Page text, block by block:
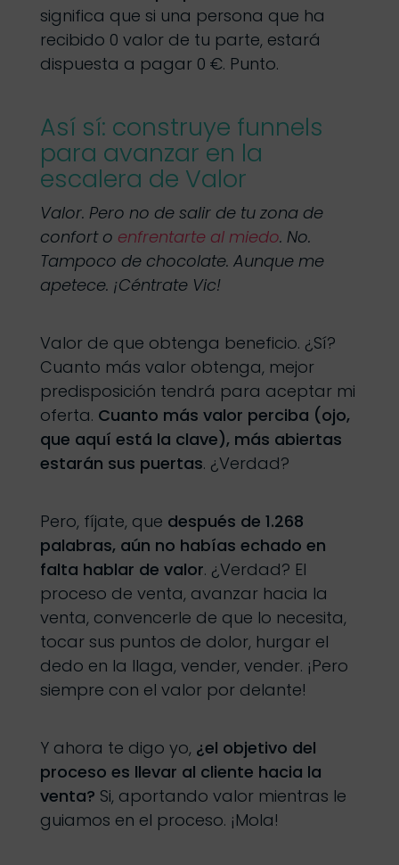
significa que si una persona que ha
recibido 0 valor de tu parte, estará
dispuesta a pagar 0 €. Punto.
Así sí: construye funnels
para avanzar en la
escalera de Valor
Valor. Pero no de salir de tu zona de
confort o enfrentarte al miedo. No.
Tampoco de chocolate. Aunque me
apetece. ¡Céntrate Vic!
Valor de que obtenga beneficio. ¿Sí?
Cuanto más valor obtenga, mejor
predisposición tendrá para aceptar mi
oferta. Cuanto más valor perciba (ojo,
que aquí está la clave), más abiertas
estarán sus puertas. ¿Verdad?
Pero, fíjate, que después de 1.268
palabras, aún no habías echado en
falta hablar de valor. ¿Verdad? El
proceso de venta, avanzar hacia la
venta, convencerle de que lo necesita,
tocar sus puntos de dolor, hurgar el
dedo en la llaga, vender, vender. ¡Pero
siempre con el valor por delante!
Y ahora te digo yo, ¿el objetivo del
proceso es llevar al cliente hacia la
venta? Si, aportando valor mientras le
guiamos en el proceso. ¡Mola!